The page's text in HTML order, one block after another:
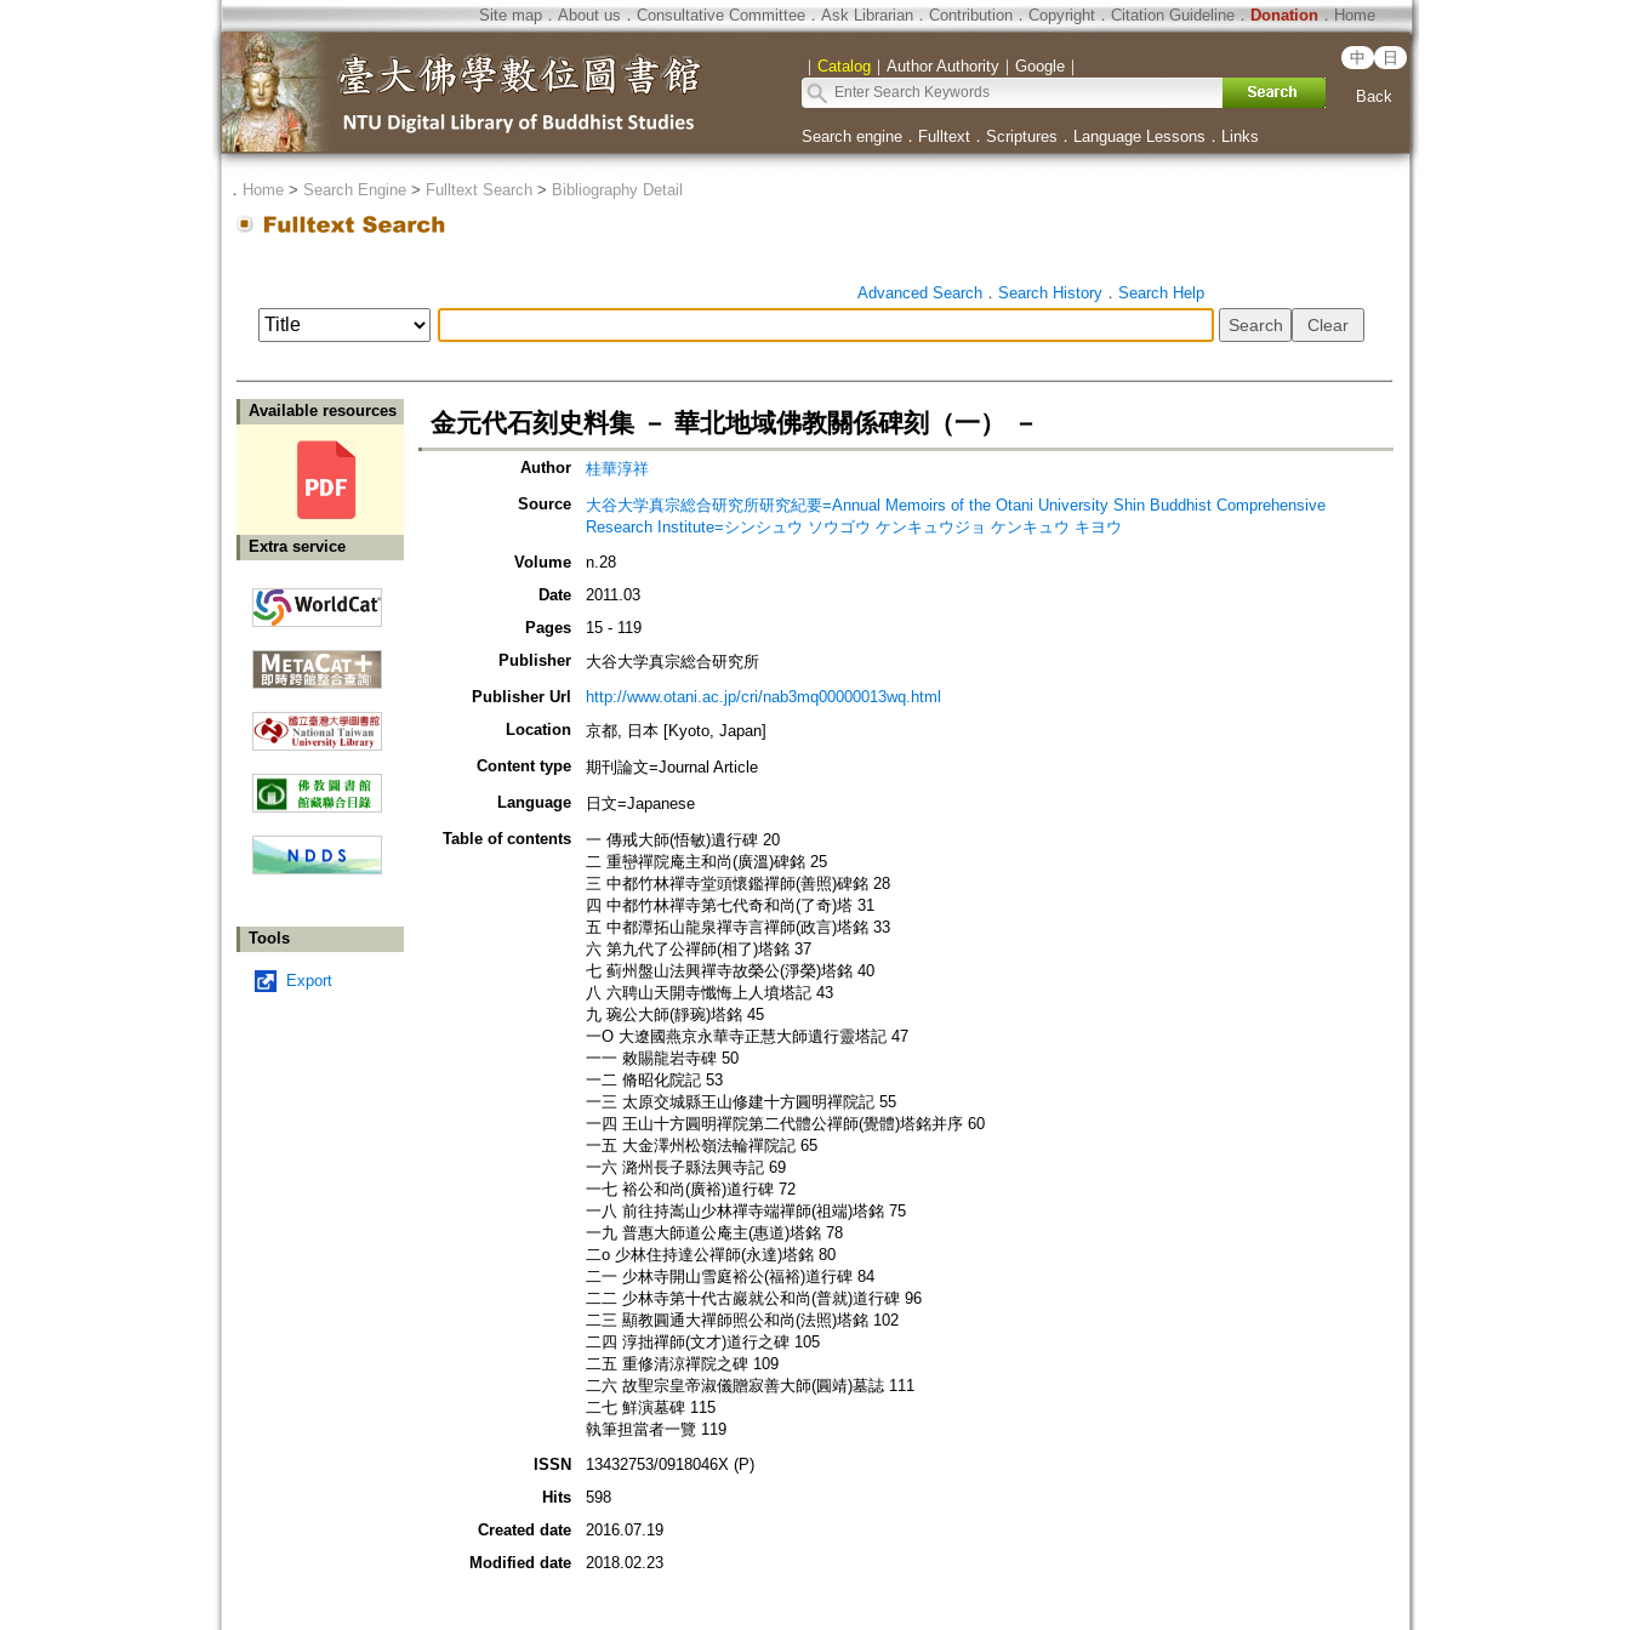
Site map．About us ． Consultative Committee． Ask Librarian． Contribution．Copyright．Citation Guideline． Donation．Home
｜ Catalog｜ Author Authority｜ Google｜ 中 日
Back
Search engine． Fulltext． Scriptures ． Language Lessons ． Links
． Home> Search Engine> Fulltext Search> Bibliography Detail
Advanced Search． Search History． Search Help
Available resources
Extra service
Tools
Export
金元代石刻史料集 － 華北地域佛教關係碑刻（一） －
Author
桂華淳祥
Source
大谷大学真宗総合研究所研究紀要=Annual Memoirs of the Otani University Shin Buddhist Comprehensive
Research Institute=シンシュウ ソウゴウ ケンキュウジョ ケンキュウ キヨウ
Volume
n.28
Date
2011.03
Pages
15 - 119
Publisher
大谷大学真宗総合研究所
Publisher Url
http://www.otani.ac.jp/cri/nab3mq00000013wq.html
Location
京都, 日本 [Kyoto, Japan]
Content type
期刊論文=Journal Article
Language
日文=Japanese
Table of contents
一 傳戒大師(悟敏)遺行碑 20
二 重巒禪院庵主和尚(廣溫)碑銘 25
三 中都竹林禪寺堂頭懷鑑禪師(善照)碑銘 28
四 中都竹林禪寺第七代奇和尚(了奇)塔 31
五 中都潭拓山龍泉禪寺言禪師(政言)塔銘 33
六 第九代了公禪師(相了)塔銘 37
七 蓟州盤山法興禪寺故榮公(淨榮)塔銘 40
八 六聘山天開寺懺悔上人墳塔記 43
九 琬公大師(靜琬)塔銘 45
一O 大遼國燕京永華寺正慧大師遺行靈塔記 47
一一 敕賜龍岩寺碑 50
一二 脩昭化院記 53
一三 太原交城縣王山修建十方圓明禪院記 55
一四 王山十方圓明禪院第二代體公禪師(覺體)塔銘并序 60
一五 大金澤州松嶺法輪禪院記 65
一六 潞州長子縣法興寺記 69
一七 裕公和尚(廣裕)道行碑 72
一八 前往持嵩山少林禪寺端禪師(祖端)塔銘 75
一九 普惠大師道公庵主(惠道)塔銘 78
二o 少林住持達公禪師(永達)塔銘 80
二一 少林寺開山雪庭裕公(福裕)道行碑 84
二二 少林寺第十代古巖就公和尚(普就)道行碑 96
二三 顯教圓通大禪師照公和尚(法照)塔銘 102
二四 淳拙禪師(文才)道行之碑 105
二五 重修清涼禪院之碑 109
二六 故聖宗皇帝淑儀贈寂善大師(圓靖)墓誌 111
二七 鮮演墓碑 115
執筆担當者一覽 119
ISSN
13432753/0918046X (P)
Hits
598
Created date
2016.07.19
Modified date
2018.02.23